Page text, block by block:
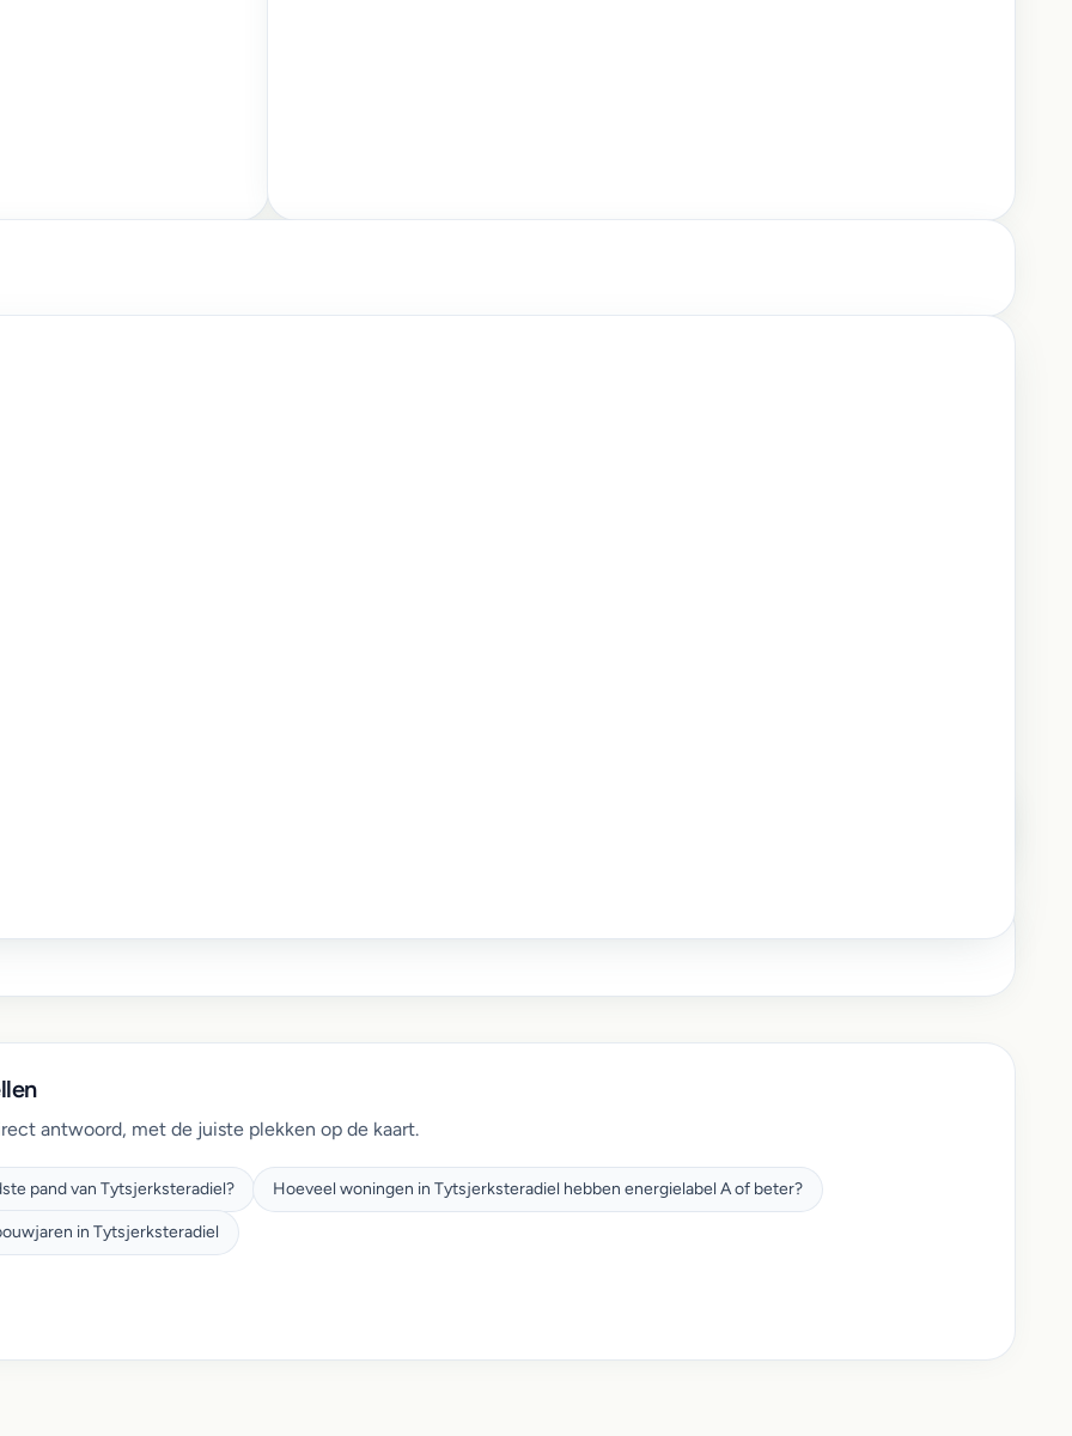
antwoord, met de juiste plekken op de kaart.
pand van Tytsjerksteradiel? Hoeveel woningen in Tytsjerksteradiel hebben energielabel A of beter?
in Tytsjerksteradiel